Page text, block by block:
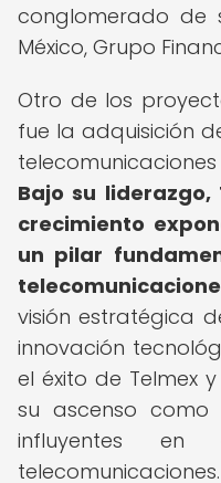
conglomerado de
México, Grupo
Otro de los
fue la adquisición
Bajo su
crecimiento
un pilar
visión estratégica
innovación
el éxito de Telmex
su ascenso
influyentes
telecomunicaciones.